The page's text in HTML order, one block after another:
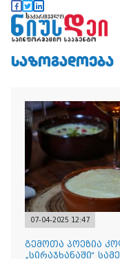
ᲡᲐᲖᲝᲒᲐᲓᲝᲔᲑᲐ
07-04-2025 12:47
გემოთა პოეზია
„სირაჯხანაში“